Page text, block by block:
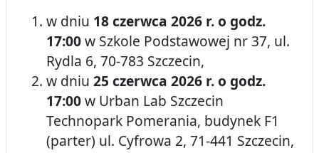
w dniu 18 czerwca 2026 r. o godz.
17:00w Szkole Podstawowej nr 37, ul.
Rydla 6, 70-783 Szczecin,
w dniu 25 czerwca 2026 r. o godz.
17:00w Urban Lab Szczecin
Technopark Pomerania, budynek F1
(parter) ul. Cyfrowa 2, 71-441 Szczecin,